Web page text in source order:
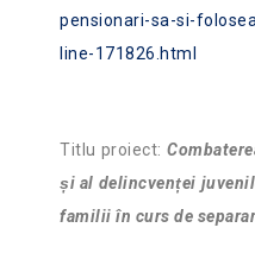
pensionari-sa-si-
line-171826.html
Titlu proiect:
și al delincvenței
familii în curs de